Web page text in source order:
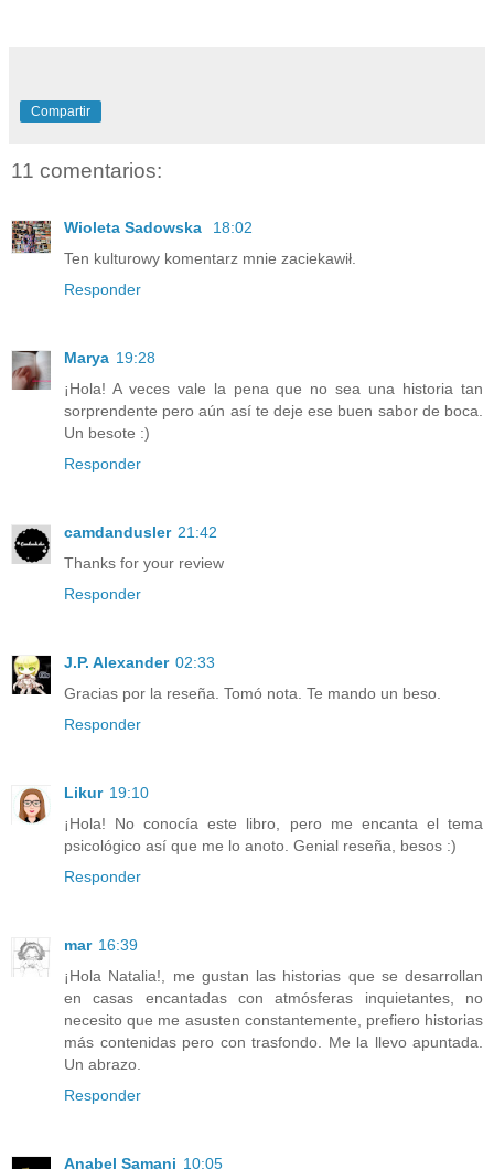
Compartir
11 comentarios:
Wioleta Sadowska
18:02
Ten kulturowy komentarz mnie zaciekawił.
Responder
Marya 19:28
¡Hola! A veces vale la pena que no sea una historia tan
sorprendente pero aún así te deje ese buen sabor de boca.
Un besote :)
Responder
camdandusler 21:42
Thanks for your review
Responder
J.P. Alexander 02:33
Gracias por la reseña. Tomó nota. Te mando un beso.
Responder
Likur 19:10
¡Hola! No conocía este libro, pero me encanta el tema
psicológico así que me lo anoto. Genial reseña, besos :)
Responder
mar 16:39
¡Hola Natalia!, me gustan las historias que se desarrollan
en casas encantadas con atmósferas inquietantes, no
necesito que me asusten constantemente, prefiero historias
más contenidas pero con trasfondo. Me la llevo apuntada.
Un abrazo.
Responder
Anabel Samani 10:05